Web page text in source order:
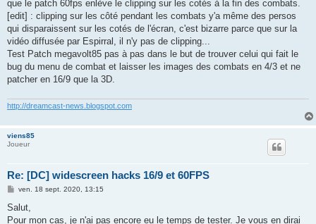
a
g
que le patch 60fps enlève le clipping sur les cotés à la fin des combats.
[edit] : clipping sur les côté pendant les combats y'a même des persos
qui disparaissent sur les cotés de l'écran, c'est bizarre parce que sur la
vidéo diffusée par Espirral, il n'y pas de clipping...
Test Patch megavolt85 pas à pas dans le but de trouver celui qui fait le
bug du menu de combat et laisser les images des combats en 4/3 et ne
patcher en 16/9 que la 3D.
http://dreamcast-news.blogspot.com
viens85
Joueur
Re: [DC] widescreen hacks 16/9 et 60FPS
M
s
a
ven. 18 sept. 2020, 13:15
Salut,
Pour mon cas, je n'ai pas encore eu le temps de tester. Je vous en dirai